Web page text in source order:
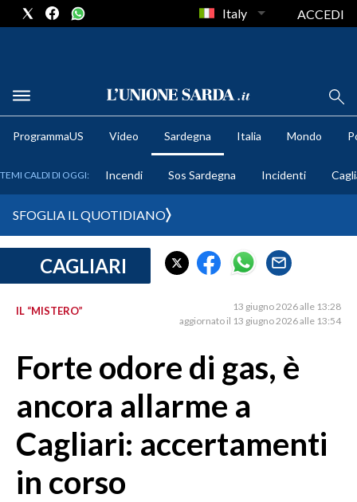
METEO
CRONACA SARDEGNA
PROVINCIA DI CAGLIARI
MEDIO CAMPIDANO
SASSARI E PROVINCIA
GALLURA
NUORO E PROVINCIA
OGLIASTRA
Italy ACCEDI
ProgrammaUS Video Sardegna Italia Mondo
TEMI CALDI DI OGGI: Incendi Sos Sardegna Incidenti
SFOGLIA IL QUOTIDIANO
CAGLIARI
IL “MISTERO”
13 giugno 2026 alle 13:28
aggiornato il 13 giugno 2026 alle 13:54
Forte odore di gas, è
ancora allarme a
Cagliari: accertamenti
in corso